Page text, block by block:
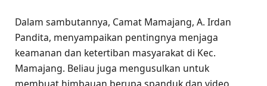
Dalam sambutannya, Camat Mamajang, A. Irdan
Pandita, menyampaikan pentingnya menjaga
keamanan dan ketertiban masyarakat di Kec.
Mamajang. Beliau juga mengusulkan untuk